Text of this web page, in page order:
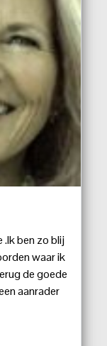
ben zo blij
waar ik
de goede
aanrader